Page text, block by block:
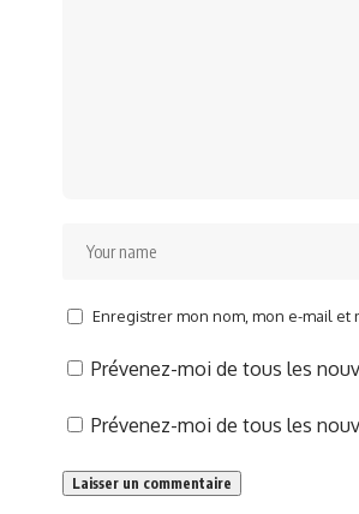
Enregistrer mon nom, mon e-mail
Prévenez-moi de tous les
Prévenez-moi de tous les